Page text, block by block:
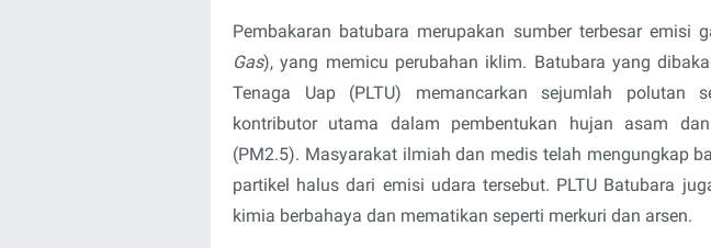
Pembakaran batubara merupakan sumber terbesar emisi
Gas), yang memicu perubahan iklim. Batubara yang
Tenaga Uap (PLTU) memancarkan sejumlah polutan
kontributor utama dalam pembentukan hujan asam
(PM2.5). Masyarakat ilmiah dan medis telah mengungkap
partikel halus dari emisi udara tersebut. PLTU Batubara
kimia berbahaya dan mematikan seperti merkuri dan arsen.